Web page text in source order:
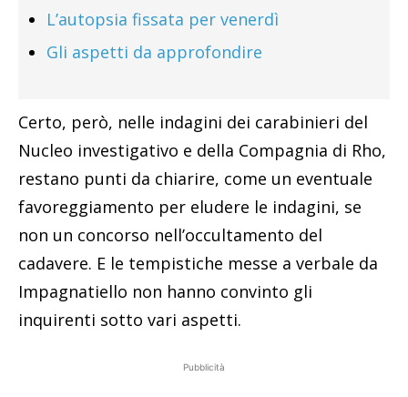
L’autopsia fissata per venerdì
Gli aspetti da approfondire
Certo, però, nelle indagini dei carabinieri del
Nucleo investigativo e della Compagnia di Rho,
restano punti da chiarire, come un eventuale
favoreggiamento per eludere le indagini, se
non un concorso nell’occultamento del
cadavere. E le tempistiche messe a verbale da
Impagnatiello non hanno convinto gli
inquirenti sotto vari aspetti.
Pubblicità